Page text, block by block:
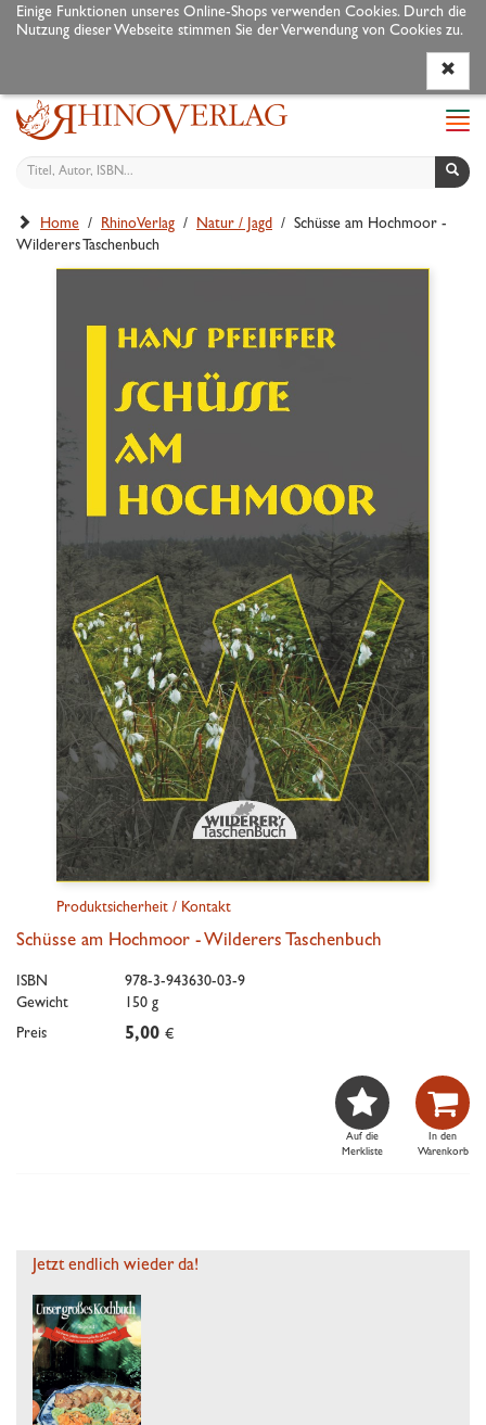
Einige Funktionen unseres Online-Shops verwenden Cookies. Durch die
Nutzung dieser Webseite stimmen Sie der Verwendung von Cookies zu.
Home / RhinoVerlag / Natur / Jagd / Schüsse am Hochmoor -
Wilderers Taschenbuch
Produktsicherheit / Kontakt
Schüsse am Hochmoor - Wilderers Taschenbuch
ISBN
978-3-943630-03-9
Gewicht
150 g
Preis
5,00 €

Auf die
Merkliste

In den
Warenkorb
Jetzt endlich wieder da!